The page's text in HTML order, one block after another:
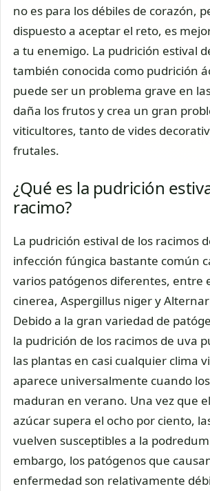
no es para los débiles de corazón,
dispuesto a aceptar el reto, es
a tu enemigo. La pudrición estival
también conocida como pudrición
puede ser un problema grave en
daña los frutos y crea un gran
viticultores, tanto de vides
frutales.
¿Qué es la pudrición
racimo?
La pudrición estival de los racimos
infección fúngica bastante común
varios patógenos diferentes, entre
cinerea, Aspergillus niger y
Debido a la gran variedad de
la pudrición de los racimos de uva
las plantas en casi cualquier clima
aparece universalmente cuando
maduran en verano. Una vez que
azúcar supera el ocho por ciento,
vuelven susceptibles a la
embargo, los patógenos que
enfermedad son relativamente